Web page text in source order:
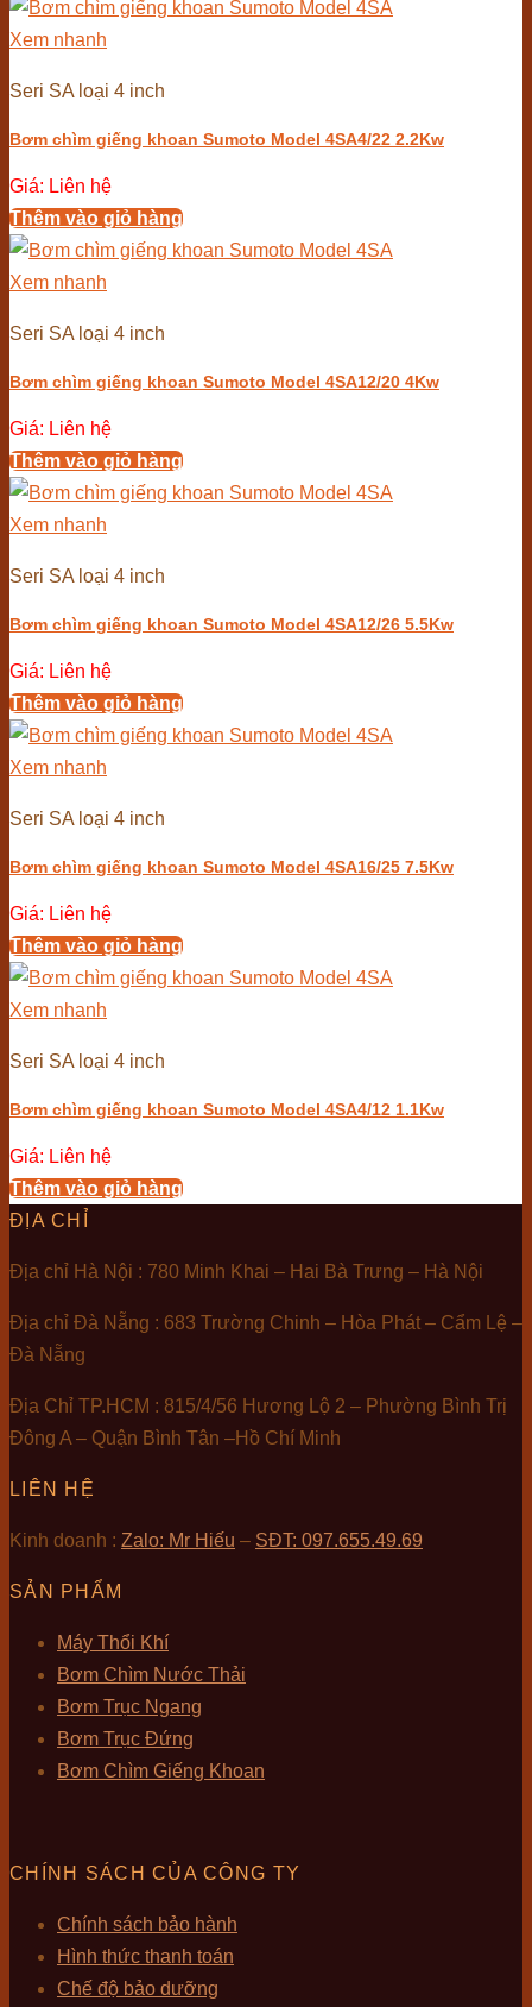
Xem nhanh
Seri SA loại 4 inch
Bơm chìm giếng khoan Sumoto Model 4SA4/22 2.2Kw
Giá: Liên hệ
Thêm vào giỏ hàng
Xem nhanh
Seri SA loại 4 inch
Bơm chìm giếng khoan Sumoto Model 4SA12/20 4Kw
Giá: Liên hệ
Thêm vào giỏ hàng
Xem nhanh
Seri SA loại 4 inch
Bơm chìm giếng khoan Sumoto Model 4SA12/26 5.5Kw
Giá: Liên hệ
Thêm vào giỏ hàng
Xem nhanh
Seri SA loại 4 inch
Bơm chìm giếng khoan Sumoto Model 4SA16/25 7.5Kw
Giá: Liên hệ
Thêm vào giỏ hàng
Xem nhanh
Seri SA loại 4 inch
Bơm chìm giếng khoan Sumoto Model 4SA4/12 1.1Kw
Giá: Liên hệ
Thêm vào giỏ hàng
ĐỊA CHỈ
Địa chỉ Hà Nội : 780 Minh Khai – Hai Bà Trưng – Hà Nội
Địa chỉ Đà Nẵng : 683 Trường Chinh – Hòa Phát – Cẩm Lệ –
Đà Nẵng
Địa Chỉ TP.HCM : 815/4/56 Hương Lộ 2 – Phường Bình Trị
Đông A – Quận Bình Tân –Hồ Chí Minh
LIÊN HỆ
Kinh doanh : Zalo: Mr Hiếu – SĐT: 097.655.49.69
SẢN PHẨM
Máy Thổi Khí
Bơm Chìm Nước Thải
Bơm Trục Ngang
Bơm Trục Đứng
Bơm Chìm Giếng Khoan
CHÍNH SÁCH CỦA CÔNG TY
Chính sách bảo hành
Hình thức thanh toán
Chế độ bảo dưỡng